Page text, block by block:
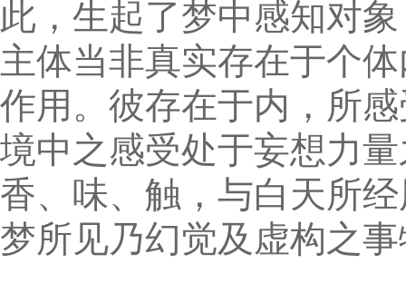
此，生起了梦中感知对
主体当非真实存在于个
作用。彼存在于内，所
境中之感受处于妄想力
香、味、触，与白天所
梦所见乃幻觉及虚构之